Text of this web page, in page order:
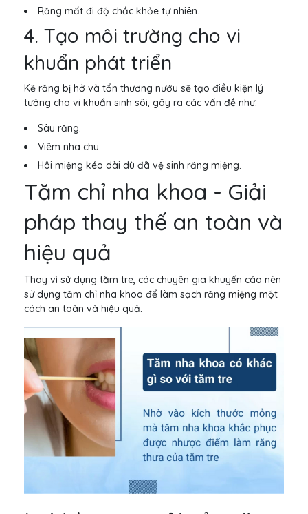
Răng mất đi độ chắc khỏe tự nhiên.
4. Tạo môi trường cho vi
khuẩn phát triển
Kẽ răng bị hở và tổn thương nướu sẽ tạo điều kiện lý
tưởng cho vi khuẩn sinh sôi, gây ra các vấn đề như:
Sâu răng.
Viêm nha chu.
Hôi miệng kéo dài dù đã vệ sinh răng miệng.
Tăm chỉ nha khoa - Giải
pháp thay thế an toàn và
hiệu quả
Thay vì sử dụng tăm tre, các chuyên gia khuyến cáo nên
sử dụng tăm chỉ nha khoa để làm sạch răng miệng một
cách an toàn và hiệu quả.